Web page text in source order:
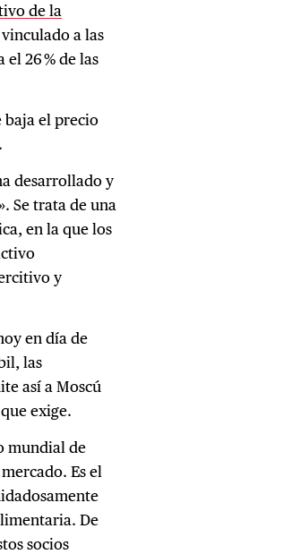
de la
a las
26 % de las
baja el precio
desarrollado y
Se trata de una
en la que los
y
en día de
las
así a Moscú
exige.
mundial de
Es el
De
socios